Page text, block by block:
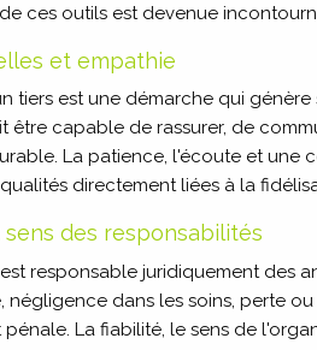
ces outils est devenue
et empathie
tiers est une démarche qui
être capable de rassurer, de
La patience, l'écoute et une
directement liées à la
sens des responsabilités
responsable juridiquement des
négligence dans les soins, perte
La fiabilité, le sens de